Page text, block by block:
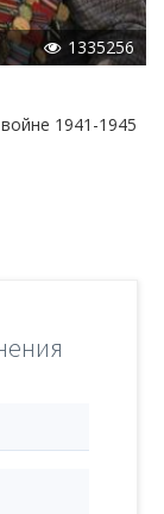
1335256
1941-1945